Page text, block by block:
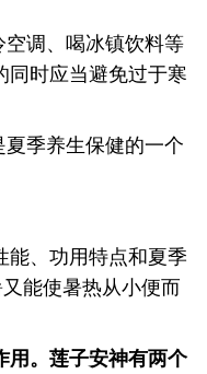
调、喝冰镇饮料等
时应当避免过于寒
季养生保健的一个
、功用特点和夏季
能使暑热从小便而
用。莲子安神有两个